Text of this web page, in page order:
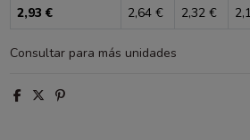
2,93 €
2,64 € 2,32 €
Consultar para más unidades